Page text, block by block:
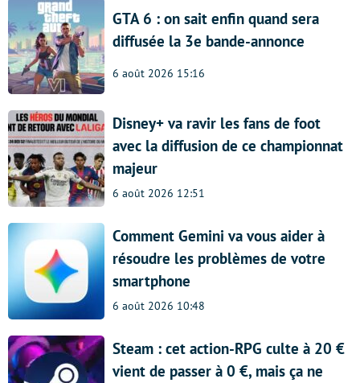
GTA 6 : on sait enfin quand sera
diffusée la 3e bande-annonce
6 août 2026 15:16
Disney+ va ravir les fans de foot
avec la diffusion de ce championnat
majeur
6 août 2026 12:51
Comment Gemini va vous aider à
résoudre les problèmes de votre
smartphone
6 août 2026 10:48
Steam : cet action-RPG culte à 20 €
vient de passer à 0 €, mais ça ne